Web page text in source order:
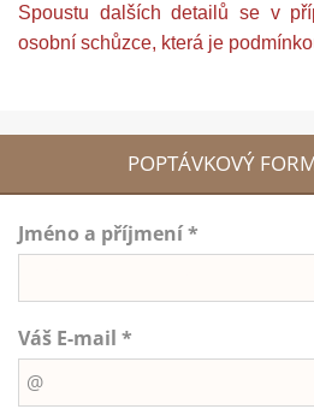
Spoustu dalších detailů se v
osobní schůzce, která je
POPTÁVKOVÝ
Jméno a příjmení *
Váš E-mail *